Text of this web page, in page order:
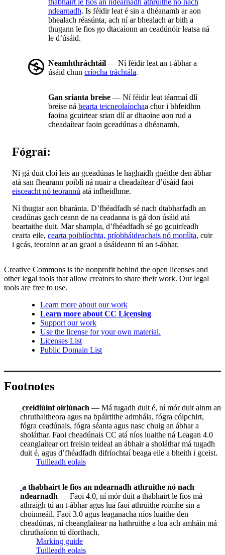
thabhairt le fios an ndearnadh athruithe nó nach
ndearnadh. Is féidir leat é sin a dhéanamh ar aon
bhealach réasúnta, ach ní ar bhealach ar bith a
thugann le fios go dtacaíonn an ceadúnóir leatsa ná
le d’úsáid.
Neamhthráchtáil — Ní féidir leat an t-ábhar a
úsáid chun críocha tráchtála.
Gan srianta breise — Ní féidir leat téarmaí dlí
breise ná bearta teicneolaíochaa chur i bhfeidhm
faoina gcuirtear srian dlí ar dhaoine aon rud a
cheadaítear faoin gceadúnas a dhéanamh.
Fógraí:
Ní gá duit cloí leis an gceadúnas le haghaidh gnéithe den ábhar
atá san fhearann poiblí ná nuair a cheadaítear d’úsáid faoi
eisceacht nó teorannú atá infheidhme.
Ní thugtar aon bharánta. D’fhéadfadh sé nach dtabharfadh an
ceadúnas gach ceann de na ceadanna is gá don úsáid atá
beartaithe duit. Mar shampla, d’fhéadfadh sé go gcuirfeadh
cearta eile, cearta poiblíochta, príobháideachais nó morálta, cuir
i gcás, teorainn ar an gcaoi a úsáideann tú an t-ábhar.
Creative Commons is the nonprofit behind the open licenses and
other legal tools that allow creators to share their work. Our legal
tools are free to use.
Learn more about our work
Learn more about CC Licensing
Support our work
Use the license for your own material.
Licenses List
Public Domain List
Footnotes
creidiúint oiriúnach — Má tugadh duit é, ní mór duit ainm an
chruthaitheora agus na bpáirtithe admhála, fógra cóipchirt,
fógra ceadúnais, fógra séanta agus nasc chuig an ábhar a
sholáthar. Faoi cheadúnais CC atá níos luaithe ná Leagan 4.0
ceanglaítear ort freisin teideal an ábhair a sholáthar má tugadh
duit é, agus d’fhéadfadh difríochtaí beaga eile a bheith i gceist.
Tuilleadh eolais
a thabhairt le fios an ndearnadh athruithe nó nach
ndearnadh — Faoi 4.0, ní mór duit a thabhairt le fios má
athraigh tú an t-ábhar agus lua faoi athruithe roimhe sin a
choinneáil. Faoi 3.0 agus leaganacha níos luaithe den
cheadúnas, ní cheanglaítear na hathruithe a lua ach amháin má
chruthaíonn tú díorthach.
Marking guide
Tuilleadh eolais